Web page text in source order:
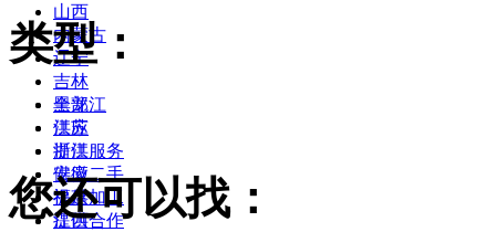
山西
内蒙古
辽宁
吉林
黑龙江
江苏
浙江
安徽
福建
江西
类型：
全部
供应
提供服务
供应二手
提供加工
提供合作
您还可以找：